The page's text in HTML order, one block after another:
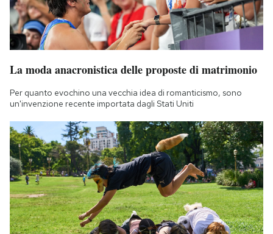
La moda anacronistica delle proposte di matrimonio
Per quanto evochino una vecchia idea di romanticismo, sono
un'invenzione recente importata dagli Stati Uniti